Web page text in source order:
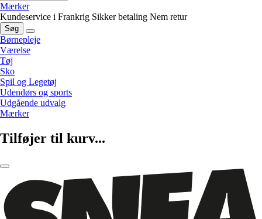
Mærker
Kundeservice i Frankrig Sikker betaling Nem retur
Søg
Børnepleje
Værelse
Tøj
Sko
Spil og Legetøj
Udendørs og sports
Udgående udvalg
Mærker
Tilføjer til kurv...